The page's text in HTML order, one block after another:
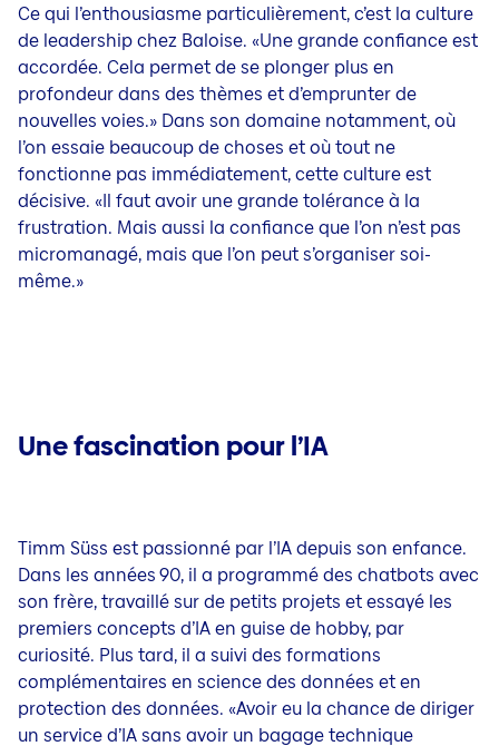
Ce qui l’enthousiasme particulièrement, c’est la culture
de leadership chez Baloise. «Une grande confiance est
accordée. Cela permet de se plonger plus en
profondeur dans des thèmes et d’emprunter de
nouvelles voies.» Dans son domaine notamment, où
l’on essaie beaucoup de choses et où tout ne
fonctionne pas immédiatement, cette culture est
décisive. «Il faut avoir une grande tolérance à la
frustration. Mais aussi la confiance que l’on n’est pas
micromanagé, mais que l’on peut s’organiser soi-
même.»
Une fascination pour l’IA
Timm Süss est passionné par l’IA depuis son enfance.
Dans les années 90, il a programmé des chatbots avec
son frère, travaillé sur de petits projets et essayé les
premiers concepts d’IA en guise de hobby, par
curiosité. Plus tard, il a suivi des formations
complémentaires en science des données et en
protection des données. «Avoir eu la chance de diriger
un service d’IA sans avoir un bagage technique